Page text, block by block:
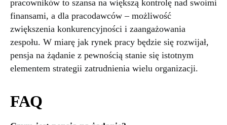
pracowników to szansa na większą kontrolę nad swoimi
finansami, a dla pracodawców – możliwość
zwiększenia konkurencyjności i zaangażowania
zespołu. W miarę jak rynek pracy będzie się rozwijał,
pensja na żądanie z pewnością stanie się istotnym
elementem strategii zatrudnienia wielu organizacji.
FAQ